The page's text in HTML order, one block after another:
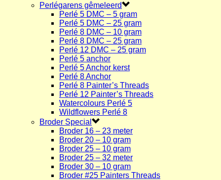
Perlégarens gêmeleerd
Perlé 5 DMC – 5 gram
Perlé 5 DMC – 25 gram
Perlé 8 DMC – 10 gram
Perlé 8 DMC – 25 gram
Perlé 12 DMC – 25 gram
Perlé 5 anchor
Perlé 5 Anchor kerst
Perlé 8 Anchor
Perlé 8 Painter’s Threads
Perlé 12 Painter’s Threads
Watercolours Perlé 5
Wildflowers Perlé 8
Broder Special
Broder 16 – 23 meter
Broder 20 – 10 gram
Broder 25 – 10 gram
Broder 25 – 32 meter
Broder 30 – 10 gram
Broder #25 Painters Threads